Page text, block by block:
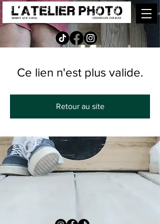
Ce lien n'est plus valide.
Retour au site